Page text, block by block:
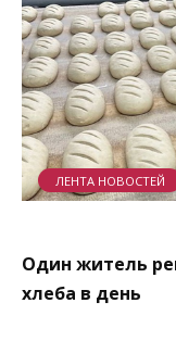
ЛЕНТА НОВОСТЕЙ
Один житель
хлеба в день